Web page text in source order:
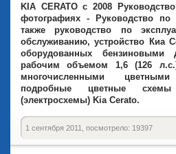
KIA CERATO с 2008
фотографиях - Руководство
также руководство по
обслуживанию, устройство Киа
оборудованных бензиновыми
рабочим объемом 1,6 (126
многочисленными
подробные цветные схемы
(электросхемы) Kia Cerato.
1 сентября 2011, посмотрело: 19397